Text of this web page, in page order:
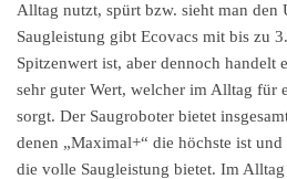
Alltag nutzt, spürt bzw. sieht man den
Saugleistung gibt Ecovacs mit bis zu
Spitzenwert ist, aber dennoch handelt
sehr guter Wert, welcher im Alltag für
sorgt. Der Saugroboter bietet
denen „Maximal+“ die höchste ist
die volle Saugleistung bietet. Im